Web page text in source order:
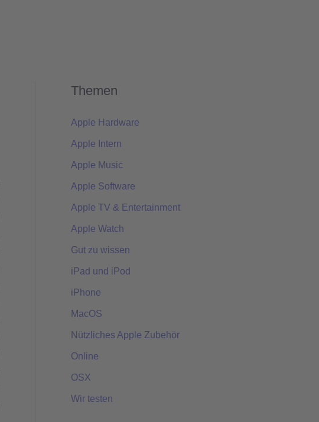
Themen
Apple Hardware
Apple Intern
Apple Music
Apple Software
Apple TV & Entertainment
Apple Watch
Gut zu wissen
iPad und iPod
iPhone
MacOS
Nützliches Apple Zubehör
Online
OSX
Wir testen